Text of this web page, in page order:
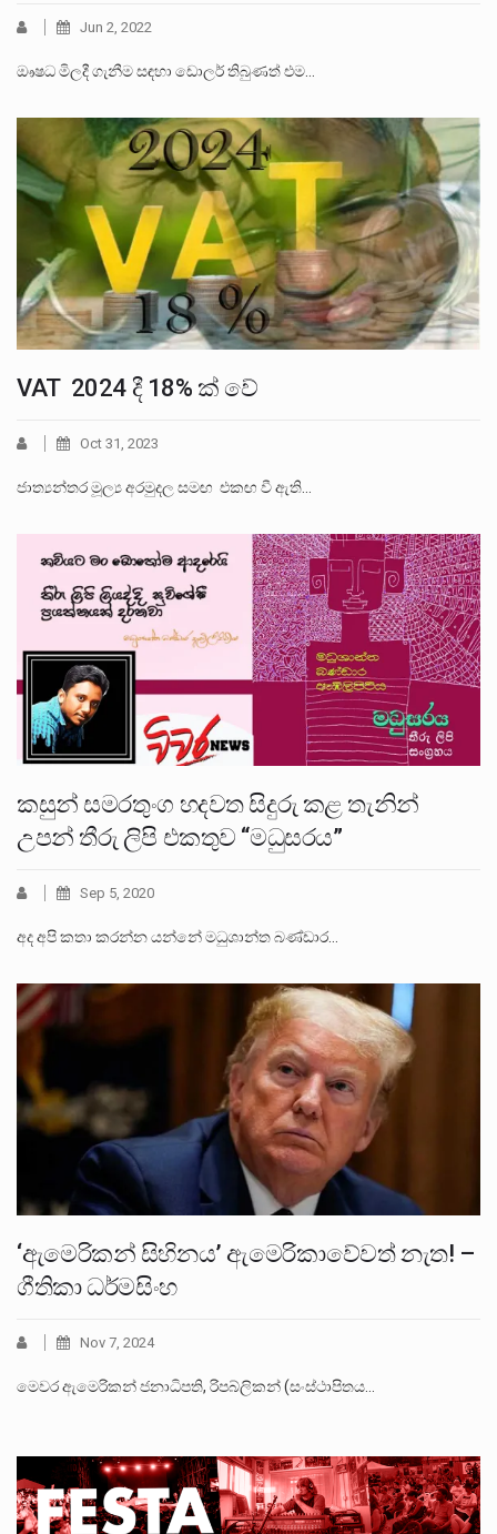
Jun 2, 2022
ඖෂධ මිලදී ගැනීම සඳහා ඩොලර් තිබුණත් එම…
VAT 2024 දී 18% ක් වේ
Oct 31, 2023
ජාත්‍යන්තර මූල්‍ය අරමුදල සමඟ එකඟ වී ඇති…
කසුන් සමරතුංග හදවත සිදුරු කළ තැනින්
උපන් තීරු ලිපි එකතුව “මධුසරය”
Sep 5, 2020
අද අපි කතා කරන්න යන්නේ මධුශාන්ත බණ්ඩාර…
‘ඇමෙරිකන් සිහිනය’ ඇමෙරිකාවේවත් නැත! –
ගීතිකා ධර්මසිංහ
Nov 7, 2024
මෙවර ඇමෙරිකන් ජනාධිපති, රිපබ්ලිකන් (සංස්ථාපිතය…